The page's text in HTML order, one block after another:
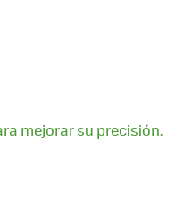
mejorar su precisión.